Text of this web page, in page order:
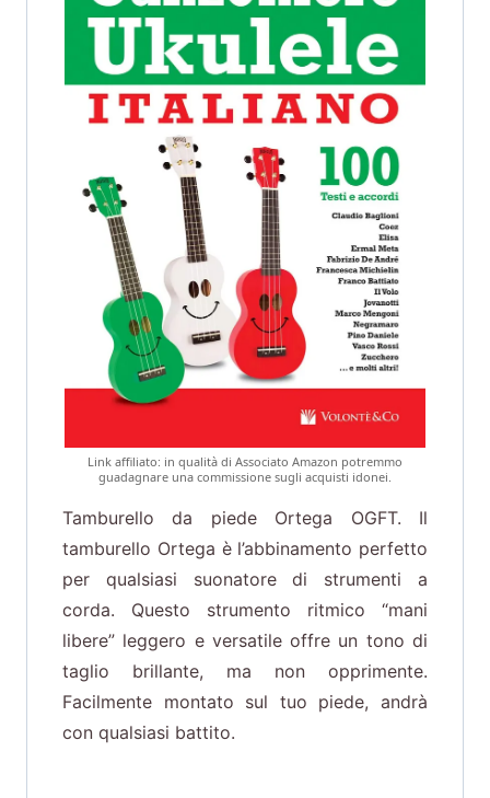
Link affiliato: in qualità di Associato Amazon potremmo
guadagnare una commissione sugli acquisti idonei.
Tamburello da piede Ortega OGFT. Il
tamburello Ortega è l’abbinamento perfetto
per qualsiasi suonatore di strumenti a
corda. Questo strumento ritmico “mani
libere” leggero e versatile offre un tono di
taglio brillante, ma non opprimente.
Facilmente montato sul tuo piede, andrà
con qualsiasi battito.